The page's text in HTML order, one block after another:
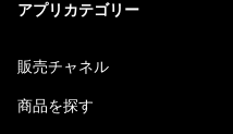
アプリカテゴリー
販売チャネル
商品を探す